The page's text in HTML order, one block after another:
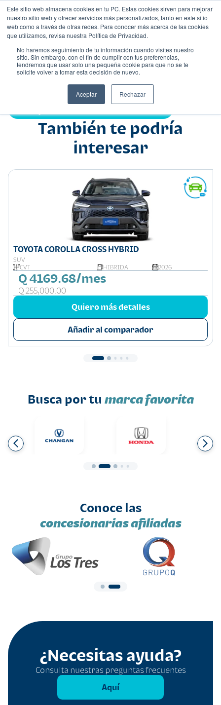
Este sitio web almacena cookies en tu PC. Estas cookies sirven para mejorar
nuestro sitio web y ofrecer servicios más personalizados, tanto en este sitio
web como a través de otras redes. Para conocer más acerca de las cookies
que utilizamos, revisa nuestra Política de Privacidad.
No haremos seguimiento de tu información cuando visites nuestro
sitio. Sin embargo, con el fin de cumplir con tus preferencias,
tendremos que usar solo una pequeña cookie para que no se te
solicite volver a tomar esta decisión de nuevo.
Aceptar Rechazar
Nombre
También te podría
interesar
TOYOTA COROLLA CROSS HYBRID
SUV
CVT
HIBRIDA 2026
Q 4169.68/mes
Q 255,000.00
Quiero más detalles
Añadir al comparador
Busca por tu marca favorita
Conoce las
concesionarias afiliadas
¿Necesitas ayuda?
Consulta nuestras preguntas frecuentes
Aquí